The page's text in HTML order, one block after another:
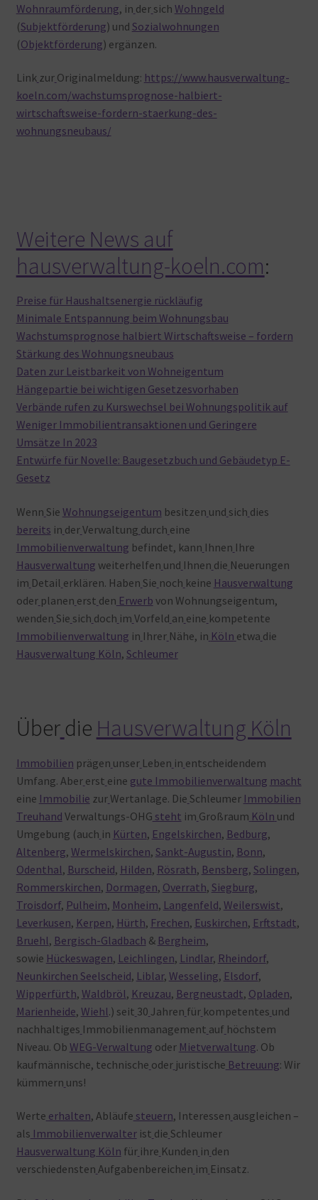
Wohnraumförderung, in der sich Wohngeld
(Subjektförderung) und Sozialwohnungen
(Objektförderung) ergänzen.
Link zur Originalmeldung: https://www.hausverwaltung-
koeln.com/wachstumsprognose-halbiert-
wirtschaftsweise-fordern-staerkung-des-
wohnungsneubaus/
Weitere News auf
hausverwaltung-koeln.com:
Preise für Haushaltsenergie rückläufig
Minimale Entspannung beim Wohnungsbau
Wachstumsprognose halbiert Wirtschaftsweise – fordern
Stärkung des Wohnungsneubaus
Daten zur Leistbarkeit von Wohneigentum
Hängepartie bei wichtigen Gesetzesvorhaben
Verbände rufen zu Kurswechsel bei Wohnungspolitik auf
Weniger Immobilientransaktionen und Geringere
Umsätze In 2023
Entwürfe für Novelle: Baugesetzbuch und Gebäudetyp E-
Gesetz
Wenn Sie Wohnungseigentum besitzen und sich dies
bereits in derVerwaltung durch eine
Immobilienverwaltung befindet, kann Ihnen Ihre
Hausverwaltung weiterhelfen und Ihnen die Neuerungen
im Detail erklären. Haben Sie noch keine Hausverwaltung
oder planen erst den Erwerb von Wohnungseigentum,
wenden Sie sich doch im Vorfeld an eine kompetente
Immobilienverwaltung in Ihrer Nähe, in Köln etwa die
Hausverwaltung Köln, Schleumer
Über die Hausverwaltung Köln
Immobilien prägen unser Leben in entscheidendem
Umfang. Aber erst eine gute Immobilienverwaltung macht
eine Immobilie zur Wertanlage. Die Schleumer Immobilien
Treuhand Verwaltungs-OHG steht im Großraum Köln und
Umgebung (auch in Kürten, Engelskirchen, Bedburg,
Altenberg, Wermelskirchen, Sankt-Augustin, Bonn,
Odenthal, Burscheid, Hilden, Rösrath, Bensberg, Solingen,
Rommerskirchen, Dormagen, Overrath, Siegburg,
Troisdorf, Pulheim, Monheim, Langenfeld, Weilerswist,
Leverkusen, Kerpen, Hürth, Frechen, Euskirchen, Erftstadt,
Bruehl, Bergisch-Gladbach & Bergheim,
sowie Hückeswagen, Leichlingen, Lindlar, Rheindorf,
Neunkirchen Seelscheid, Liblar, Wesseling, Elsdorf,
Wipperfürth, Waldbröl, Kreuzau, Bergneustadt, Opladen,
Marienheide, Wiehl.) seit 30 Jahren für kompetentes und
nachhaltiges Immobilienmanagement auf höchstem
Niveau. Ob WEG-Verwaltung oder Mietverwaltung. Ob
kaufmännische, technische oder juristische Betreuung: Wir
kümmern uns!
Werte erhalten, Abläufe steuern, Interessen ausgleichen –
als Immobilienverwalterist die Schleumer
Hausverwaltung Köln für ihre Kunden in den
verschiedensten Aufgabenbereichen im Einsatz.